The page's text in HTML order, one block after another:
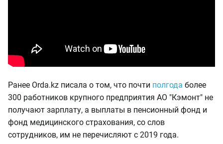
Ранее Orda.kz писала о том, что почти полгода более
300 работников крупного предприятия АО "Кэмонт" не
получают зарплату, а выплаты в пенсионный фонд и
фонд медицинского страхования, со слов
сотрудников, им не перечисляют с 2019 года.